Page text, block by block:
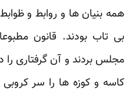
همه بنیان ها و روابط و
بی تاب بودند. قانون
مجلس بردند و آن گرفتاری
کاسه و کوزه ها را سر